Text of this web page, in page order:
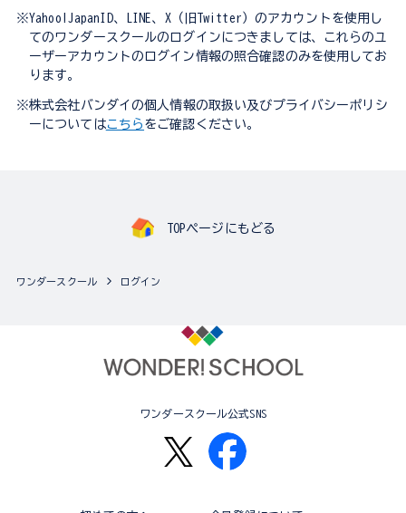
※Yahoo!JapanID、LINE、X（旧Twitter）のアカウントを使用し
てのワンダースクールのログインにつきましては、これらのユ
ーザーアカウントのログイン情報の照合確認のみを使用してお
ります。
※株式会社バンダイの個人情報の取扱い及びプライバシーポリシ
ーについてはこちら をご確認ください。
TOPページにもどる
ワンダースクール ログイン
ワンダースクール公式SNS